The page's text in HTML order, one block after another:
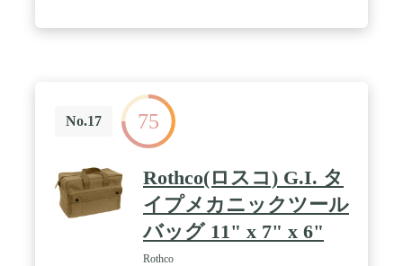
No.17 75
Rothco(ロスコ) G.I. タ
イプメカニックツール
バッグ 11" x 7" x 6"
Rothco